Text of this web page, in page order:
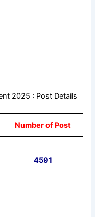
2025 : Post Details
Number of Post
4591